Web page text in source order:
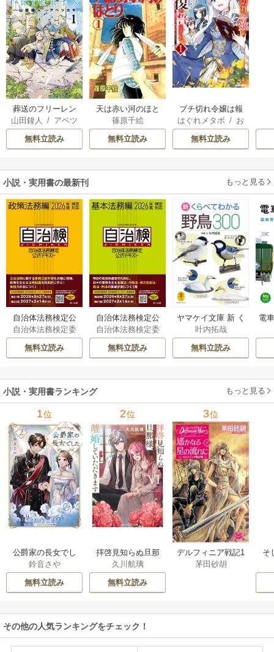
葬送のフリーレン
山田鐘人 / アベツ
カサ
無料立読み
天は赤い河のほと
り
篠原千絵
無料立読み
ブチ切れ令嬢は報
復を誓いました。
はぐれメタボ / お
おのいも /
無料立読み
小説・実用書の最新刊 もっと見る
自治体法務検定公
式テキスト 政策
法務編 ２０２６
年度検定対応 1巻
自治体法務検定委
員会
無料立読み
自治体法務検定公
式テキスト 基本
法務編 ２０２６
年度検定対応 1巻
自治体法務検定委
員会
無料立読み
ヤマケイ文庫 新 く
らべてわかる野鳥3
00 1巻
叶内拓哉
無料立読み
電
小説・実用書ランキング もっと見る
1位
公爵家の長女でし
た
鈴音さや
無料立読み
2位
拝啓見知らぬ旦那
様、離婚していた
だきます
久川航璃
無料立読み
3位
デルフィニア戦記1
茅田砂胡
そ
その他の人気ランキングをチェック！